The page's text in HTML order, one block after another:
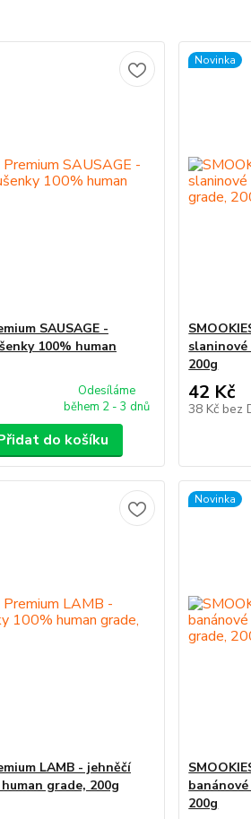
SAUSAGE -
100% human
Odesíláme
během 2 - 3 dnů
do košíku
Novinka
slaninové
200g
42 Kč
38 Kč bez
LAMB - jehněčí
grade, 200g
Novinka
200g